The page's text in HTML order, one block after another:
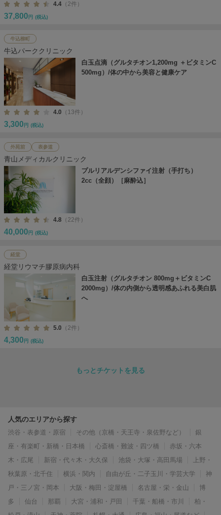
4.4 （2件）
37,800 円 (税込)
牛込柳町
牛込パーククリニック
白玉点滴（グルタチオン1,200mg ＋ビタミンC
500mg）/体の中から美容と健康ケア
4.0 （13件）
3,300 円 (税込)
外苑前 表参道
青山メディカルクリニック
プルリアルデンシファイ注射（手打ち）
2cc（全顔）［麻酔込］
4.8 （22件）
40,000 円 (税込)
経堂
経堂リウマチ膠原病内科
白玉注射（グルタチオン 800mg＋ビタミンC
2000mg）/体の内側から透明感あふれる美白肌
へ
5.0 （2件）
4,300 円 (税込)
もっとチケットを見る
人気のエリアから探す
渋谷・表参道・原宿 その他（京橋・天王寺・泉佐野など）
銀
座・有楽町・新橋・日本橋
心斎橋・難波・四ツ橋
赤坂・六本
木・広尾
新宿・代々木・大久保 池袋・大塚・高田馬場
上野・
秋葉原・北千住
横浜・関内 自由が丘・二子玉川・学芸大学
神
戸・三ノ宮・岡本
大阪・梅田・淀屋橋 名古屋・栄・金山
博
多
仙台 那覇 大宮・浦和・戸田 千葉・船橋・市川
柏・